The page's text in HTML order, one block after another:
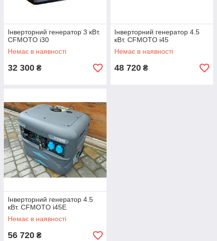
Інверторний генератор 3 кВт.
CFMOTO i30
Немає в наявності
32 300 ₴
Інверторний генератор 4.5
кВт. CFMOTO i45
Немає в наявності
48 720 ₴
Інверторний генератор 4.5
кВт. CFMOTO i45E
Немає в наявності
56 720 ₴